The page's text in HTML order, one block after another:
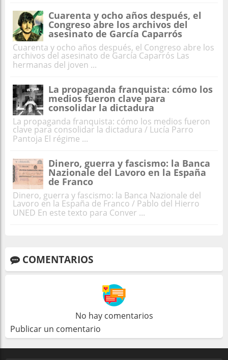
Cuarenta y ocho años después, el
Congreso abre los archivos del
asesinato de García Caparrós
Cuarenta y ocho años después, el Congreso abre los
archivos del asesinato de García Caparrós Las
hermanas del joven ...
La propaganda franquista: cómo los
medios fueron clave para
consolidar la dictadura
La propaganda franquista: cómo los medios fueron
clave para consolidar la dictadura / Lucía Parro
Pantoja El régime ...
Dinero, guerra y fascismo: la Banca
Nazionale del Lavoro en la España
de Franco
Dinero, guerra y fascismo: la Banca Nazionale del
Lavoro en la España de Franco / Pablo del Hierro
UNED En este texto para Conver ...
COMENTARIOS
No hay comentarios
Publicar un comentario